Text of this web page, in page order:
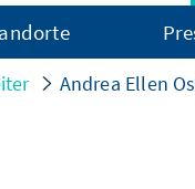
Andrea Ellen